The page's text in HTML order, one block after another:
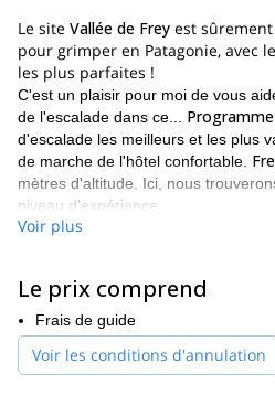
Le site Vallée de Frey est
pour grimper en Patagonie, avec
les plus parfaites !
C'est un plaisir pour moi de vous
de l'escalade dans ce...
d'escalade les meilleurs et les plus
de marche de l'hôtel confortable.
mètres d'altitude. Ici, nous
niveau d'expérience.
De plus, j'ai appris la plupart de
C'est pourquoi j'ai décidé de faire de
maison et d'y inviter des gens !
Les parois rocheuses de la vallée
flèches avec des fissures
en confiance avec la roche et les
Voir plus
Le prix comprend
Frais de guide
Voir les conditions d'annulation